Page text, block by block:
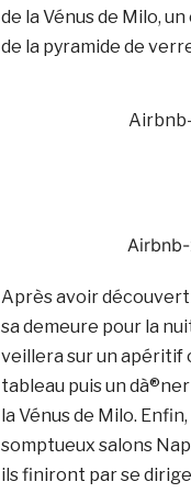
de la Vénus de Milo,
de la pyramide de
Après avoir
sa demeure pour la
veillera sur un apéritif
tableau puis un
la Vénus de Milo.
somptueux salons
ils finiront par se